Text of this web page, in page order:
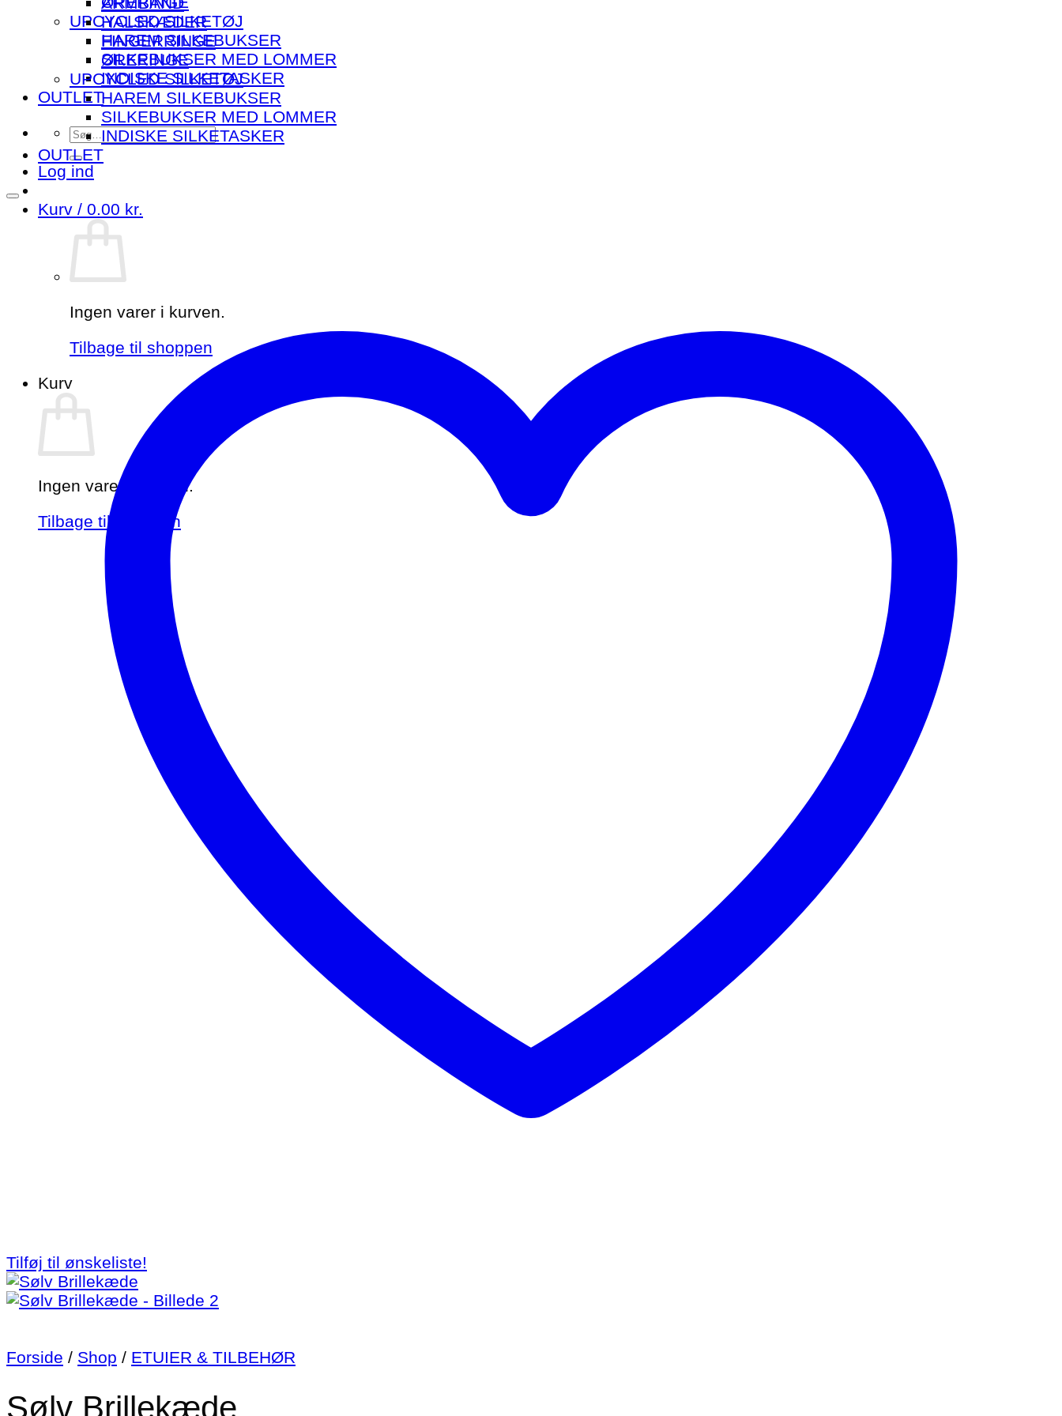
UPCYCLED SILKETØJ
HAREM SILKEBUKSER
SILKEBUKSER MED LOMMER
INDISKE SILKETASKER
OUTLET
Søg
efter:
Log ind
Kurv / 0.00 kr.
Ingen varer i kurven.
Tilbage til shoppen
Kurv
Ingen varer i kurven.
Tilbage til shoppen
HALSKÆDER
FINGERRINGE
ØRERINGE
UPCYCLED SILKETØJ
HAREM SILKEBUKSER
SILKEBUKSER MED LOMMER
INDISKE SILKETASKER
OUTLET
Tilføj til ønskeliste!
Forside / Shop / ETUIER & TILBEHØR
Sølv Brillekæde